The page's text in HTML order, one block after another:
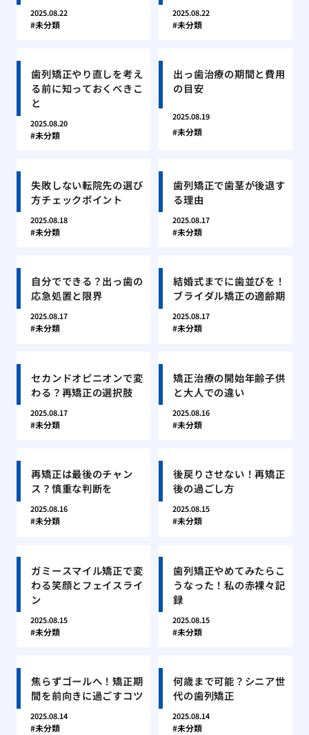
2025.08.22
未分類
2025.08.22
未分類
歯列矯正やり直しを考え
る前に知っておくべきこ
と
2025.08.20
未分類
出っ歯治療の期間と費用
の目安
2025.08.19
未分類
失敗しない転院先の選び
方チェックポイント
2025.08.18
未分類
歯列矯正で歯茎が後退す
る理由
2025.08.17
未分類
自分でできる？出っ歯の
応急処置と限界
2025.08.17
未分類
結婚式までに歯並びを！
ブライダル矯正の適齢期
2025.08.17
未分類
セカンドオピニオンで変
わる？再矯正の選択肢
2025.08.17
未分類
矯正治療の開始年齢子供
と大人での違い
2025.08.16
未分類
再矯正は最後のチャン
ス？慎重な判断を
2025.08.16
未分類
後戻りさせない！再矯正
後の過ごし方
2025.08.15
未分類
ガミースマイル矯正で変
わる笑顔とフェイスライ
ン
2025.08.15
未分類
歯列矯正やめてみたらこ
うなった！私の赤裸々記
録
2025.08.15
未分類
焦らずゴールへ！矯正期
間を前向きに過ごすコツ
2025.08.14
未分類
何歳まで可能？シニア世
代の歯列矯正
2025.08.14
未分類